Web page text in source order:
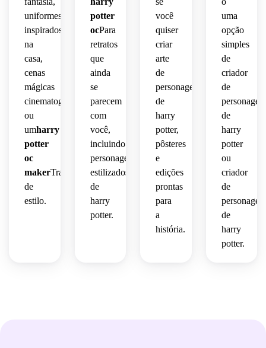
uniformes
inspirados
na
casa,
cenas
mágicas
cinematográficas
ou
umharry
potter
oc
makerTransformação
de
estilo.
potter
ocPara
retratos
que
ainda
se
parecem
com
você,
incluindo
personagens
estilizados
de
harry
potter.
você
quiser
criar
arte
de
personagens
de
harry
potter,
pôsteres
e
edições
prontas
para
a
história.
uma
opção
simples
de
criador
de
de
harry
potter
ou
criador
de
de
harry
potter.